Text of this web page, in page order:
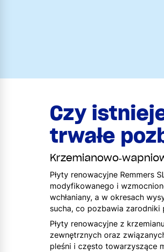
Czy
trwałe
Płyty renowacyjne Remmers
modyfikowanego i
wchłaniany, a w okresach
sucha, co pozbawia
Płyty renowacyjne z
zewnętrznych oraz
pleśni i często towarzyszące